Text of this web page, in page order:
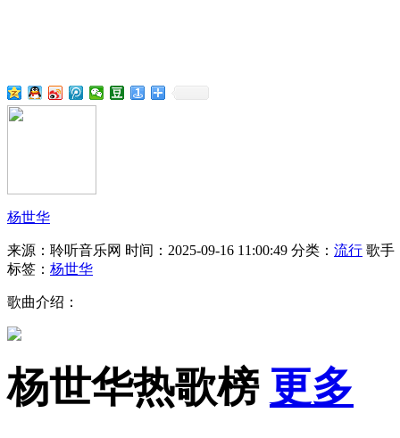
杨世华
来源：聆听音乐网 时间：2025-09-16 11:00:49 分类： 流行 歌手
标签： 杨世华
歌曲介绍：
杨世华热歌榜 更多